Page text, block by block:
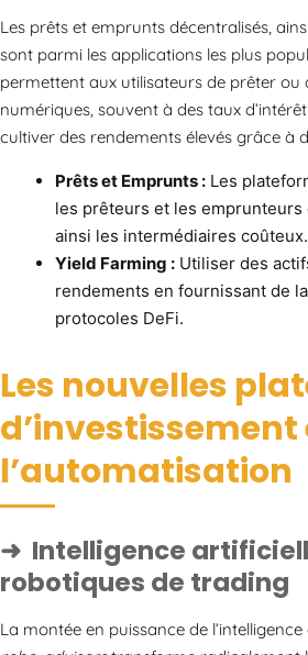
Les prêts et emprunts décentralisés,
sont parmi les applications les plus
permettent aux utilisateurs de prêter ou
numériques, souvent à des taux
cultiver des rendements élevés grâce à
Prêts et Emprunts : Les
les prêteurs et les
ainsi les intermédiaires coûteux.
Yield Farming : Utiliser des
rendements en fournissant de
protocoles DeFi.
Les nouvelles
d’investissement
l’automatisation
Intelligence
robotiques de trading
La montée en puissance de